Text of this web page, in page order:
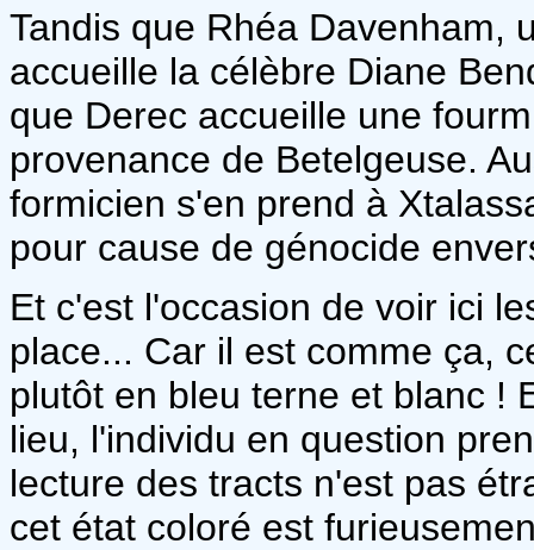
Tandis que Rhéa Davenham,
accueille la célèbre Diane
que Derec accueille une
provenance de Betelgeuse.
formicien s'en prend à
pour cause de génocide
Et c'est l'occasion de voir ici
place... Car il est comme ça,
plutôt en bleu terne et blanc !
lieu, l'individu en question
lecture des tracts n'est pas
cet état coloré est